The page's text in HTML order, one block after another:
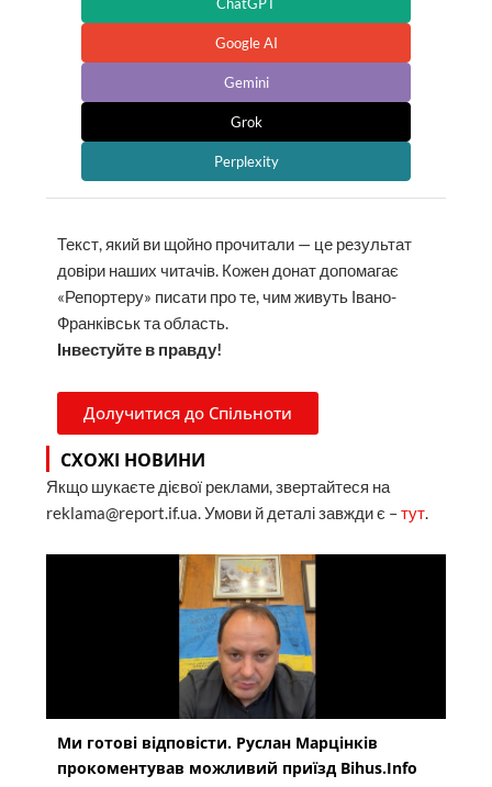
ChatGPT
Google AI
Gemini
Grok
Perplexity
Текст, який ви щойно прочитали — це результат
довіри наших читачів. Кожен донат допомагає
«Репортеру» писати про те, чим живуть Івано-
Франківськ та область.
Інвестуйте в правду!
Долучитися до Спільноти
СХОЖІ НОВИНИ
Якщо шукаєте дієвої реклами, звертайтеся на
reklama@report.if.ua. Умови й деталі завжди є –тут.
Ми готові відповісти. Руслан Марцінків
прокоментував можливий приїзд Bihus.Info